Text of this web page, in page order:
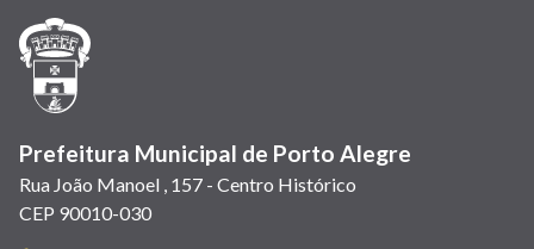
janela)
Prefeitura Municipal de Porto Alegre
Rua João Manoel , 157 - Centro Histórico
CEP 90010-030